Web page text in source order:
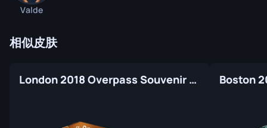
Valde
相似皮肤
London 2018 Overpass Souvenir Package